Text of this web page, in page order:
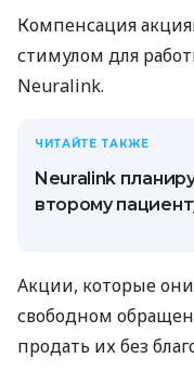
Компенсация
стимулом для
Neuralink.
ЧИТАЙТЕ ТАКЖЕ
Neuralink
второму
Акции, которые
свободном
продать их без